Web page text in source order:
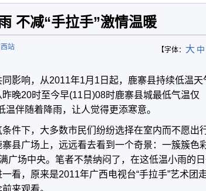
不减“手拉手”激情温暖
【字体： 大 中
站
影响，从2011年1月1日起，鹿寨县持续低温天
晚20时至今早(11日)08时鹿寨县城最低气温仅
伴随着降雨，让人觉得更添寒意。
件下，大多数市民们纷纷选择在室内而不愿出
寨县广场上，远远看去看到一个奇景：一簇簇色
广场中央。笔者不禁纳闷了，在这低温小雨的
看，原来是2011年广西电视台“手拉手”艺术团
来观看。